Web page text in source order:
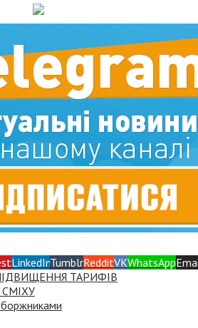
LinkedInTumblrRedditVKWhatsApp
ТАРИФІВ